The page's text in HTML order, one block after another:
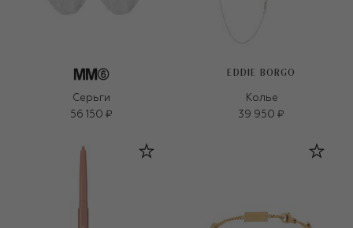
Серьги
56 150 ₽
EDDIE BORGO
Колье
39 950 ₽